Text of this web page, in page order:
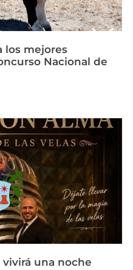
los mejores
Nacional de
una noche